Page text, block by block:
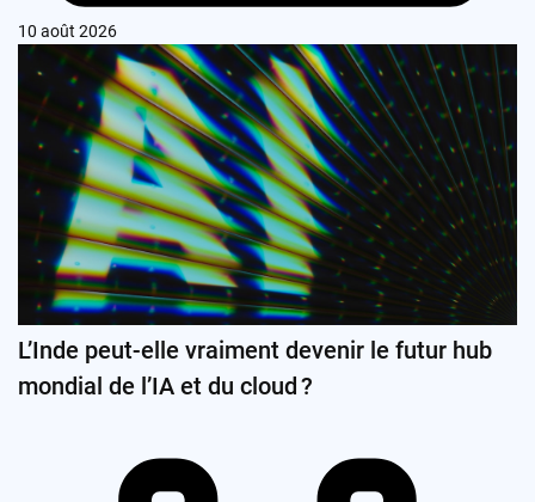
10 août 2026
L’Inde peut-elle vraiment devenir le futur hub
mondial de l’IA et du cloud ?